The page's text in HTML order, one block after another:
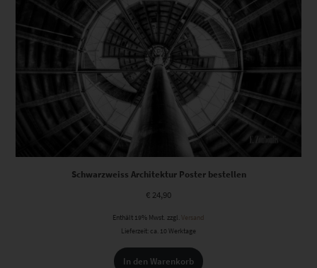
Schwarzweiss Architektur Poster bestellen
€ 24,90
Enthält 19% Mwst. zzgl. Versand
Lieferzeit: ca. 10 Werktage
In den Warenkorb